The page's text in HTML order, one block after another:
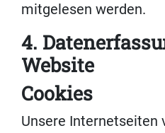
mitgelesen werden.
4.
Website
Cookies
Unsere Internetseiten